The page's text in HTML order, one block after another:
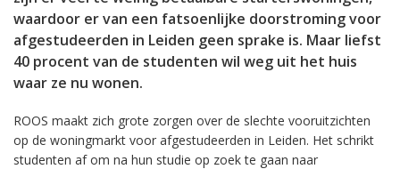
waardoor er van een fatsoenlijke doorstroming voor
afgestudeerden in Leiden geen sprake is. Maar liefst
40 procent van de studenten wil weg uit het huis
waar ze nu wonen.
ROOS maakt zich grote zorgen over de slechte vooruitzichten
op de woningmarkt voor afgestudeerden in Leiden. Het schrikt
studenten af om na hun studie op zoek te gaan naar